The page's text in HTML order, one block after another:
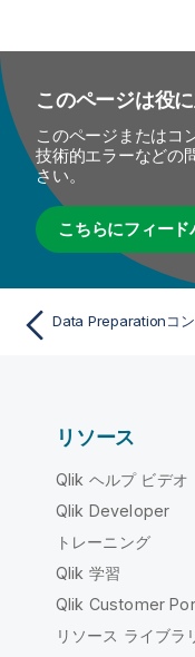
このページは役
このページまたはコ
技術的エラーなどの
さい。
こちらにフィー
リソース
Qlik ヘルプ ビデオ
Qlik Developer
トレーニング
Qlik 学習
Qlik Customer
リソース ライブラ